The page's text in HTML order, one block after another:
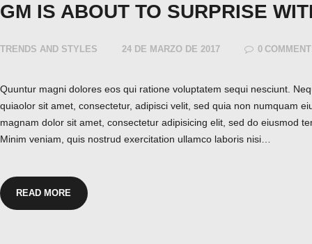
GM IS ABOUT TO SURPRISE
TRENDS AND STYLES 24 DE MARZO DE 2017 0
Quuntur magni dolores eos qui ratione voluptatem sequi nesciunt.
quiaolor sit amet, consectetur, adipisci velit, sed quia non numquam
magnam dolor sit amet, consectetur adipisicing elit, sed do eiusmod
Minim veniam, quis nostrud exercitation ullamco laboris nisi…
READ MORE